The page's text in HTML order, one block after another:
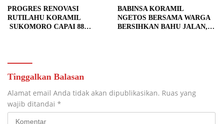
PROGRES RENOVASI
RUTILAHU KORAMIL
SUKOMORO CAPAI 88
BABINSA KORAMIL
NGETOS BERSAMA WARGA
BERSIHKAN BAHU JALAN,
Tinggalkan Balasan
Alamat email Anda tidak akan dipublikasikan. Ruas yang
wajib ditandai *